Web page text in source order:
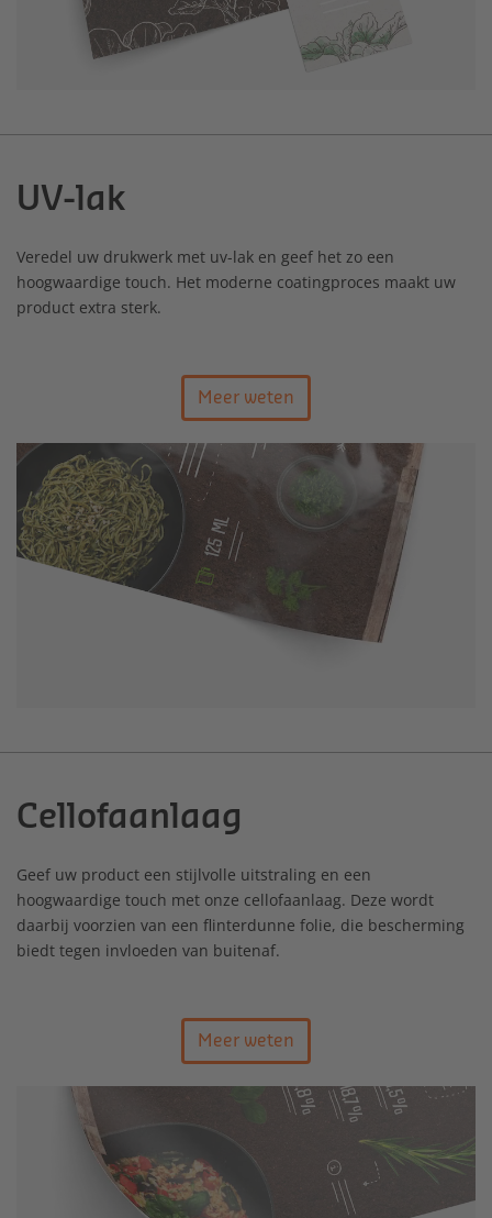
UV-lak
Veredel uw drukwerk met uv-lak en geef het zo een
hoogwaardige touch. Het moderne coatingproces maakt uw
product extra sterk.
Meer weten
Cellofaanlaag
Geef uw product een stijlvolle uitstraling en een
hoogwaardige touch met onze cellofaanlaag. Deze wordt
daarbij voorzien van een flinterdunne folie, die bescherming
biedt tegen invloeden van buitenaf.
Meer weten